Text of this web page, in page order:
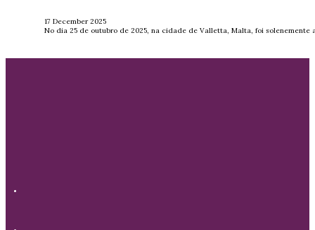
17 December 2025
No dia 25 de outubro de 2025, na cidade de Valletta, Malta, foi